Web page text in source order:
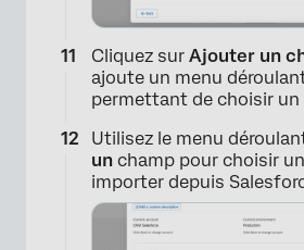
Cliquez sur Ajouter un
ajoute un menu
permettant de choisir un
Utilisez le menu
un champ pour choisir
importer depuis